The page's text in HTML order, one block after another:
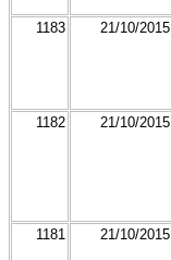
1183 21/10/2015
1182 21/10/2015
1181 21/10/2015